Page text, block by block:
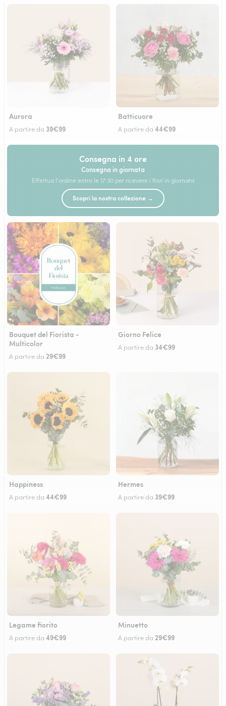
Aurora
A partire da 39€99
Batticuore
A partire da 44€99
Consegna in 4 ore
Consegna in giornata
Effettua l'ordine entro le 17:30 per ricevere i fiori in giornata
Scopri la nostra collezione →
Bouquet del Fiorista -
Multicolor
A partire da 29€99
Giorno Felice
A partire da 34€99
Happiness
A partire da 44€99
Hermes
A partire da 39€99
Legame fiorito
A partire da 49€99
Minuetto
A partire da 29€99